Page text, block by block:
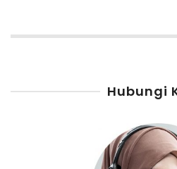
Hubungi